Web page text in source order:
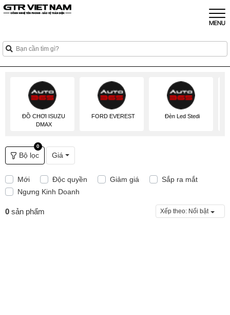
ĐỒ CHƠI ISUZU
DMAX
FORD EVEREST Đèn Led Stedi
Bộ lọc
0
Giá
Mới Độc quyền Giảm giá
Sắp ra mắt
Ngưng Kinh Doanh
0 sản phẩm Xếp theo: Nổi bật